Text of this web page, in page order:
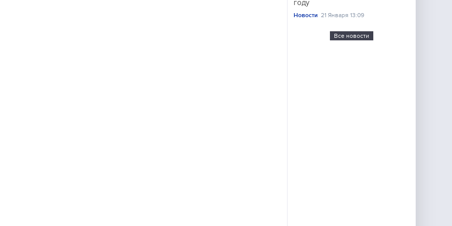
году
Новости 21 Января 13:09
Все новости